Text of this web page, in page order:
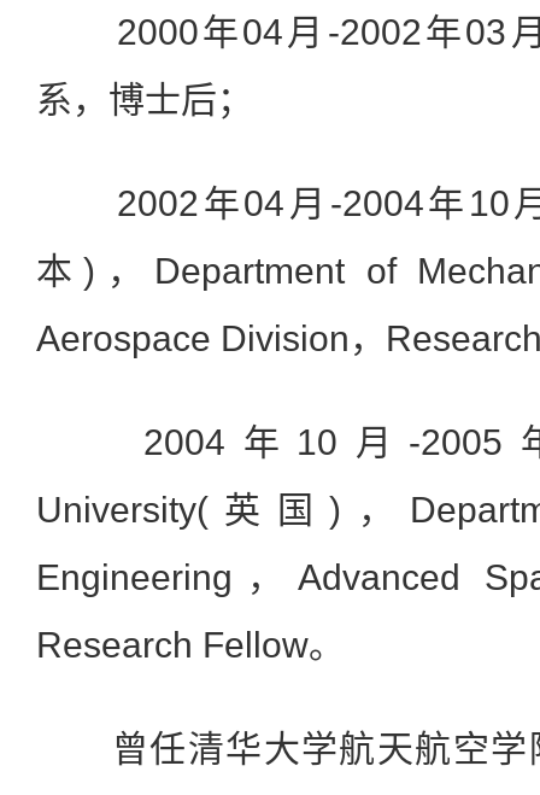
2000年04月-2002年03
系，博士后；
2002年04月-2004年10月
本)，Department of
Aerospace Division，
2004年10月-2005年
University(英国)，
Engineering，Advanced
Research Fellow。
曾任清华大学航天航空学